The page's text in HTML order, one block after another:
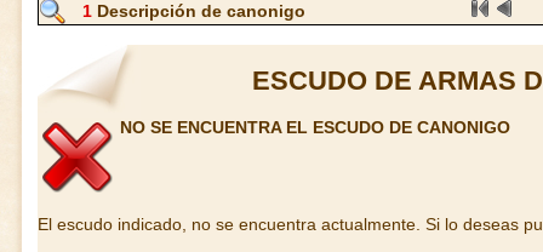
1 Descripción de canonigo
ESCUDO DE ARMAS
NO SE ENCUENTRA EL ESCUDO DE CANONIGO
El escudo indicado, no se encuentra actualmente. Si lo deseas